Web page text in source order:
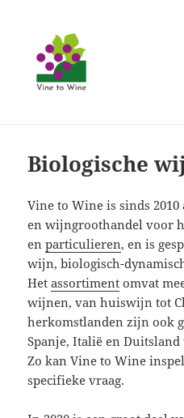
Biologische
Vine to Wine is sinds
en wijngroothandel voor
enparticulieren, en is
wijn, biologisch-
Hetassortiment omvat
wijnen, van huiswijn tot
herkomstlanden zijn ook
Spanje, Italië en
Zo kan Vine to Wine
specifieke vraag.